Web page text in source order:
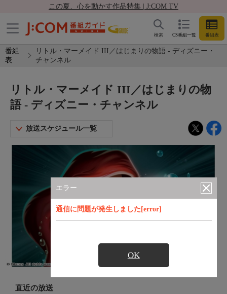
この夏、心を動かす作品特集 | J:COM TV
CS番組一覧 番組表
検索
番組
表
リトル・マーメイド III／はじまりの物語 - ディズニー・
チャンネル
エラー
通信に問題が発生しました[error]
OK
リトル・マーメイド III／はじまりの物
語 - ディズニー・チャンネル
放送スケジュール一覧
直近の放送